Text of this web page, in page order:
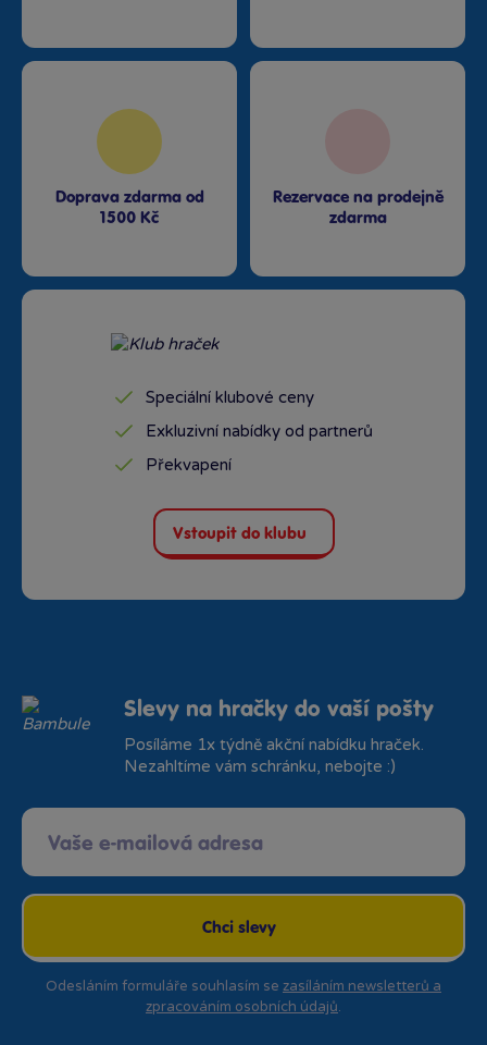
Doprava zdarma od
1500 Kč
Rezervace na prodejně
zdarma
Speciální klubové ceny
Exkluzivní nabídky od partnerů
Překvapení
Vstoupit do klubu
Slevy na hračky do vaší pošty
Posíláme 1x týdně akční nabídku hraček.
Nezahltíme vám schránku, nebojte :)
Chci slevy
Odesláním formuláře souhlasím se zasíláním newsletterů a
zpracováním osobních údajů.